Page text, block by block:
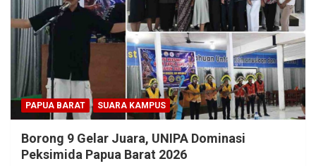
PAPUA BARAT SUARA KAMPUS
Borong 9 Gelar Juara, UNIPA Dominasi
Peksimida Papua Barat 2026